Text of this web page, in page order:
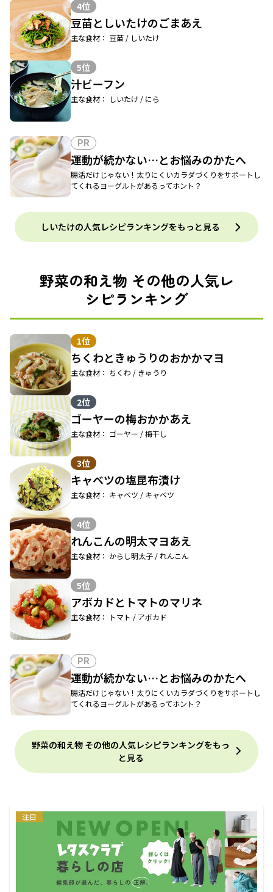
4位
豆苗としいたけのごまあえ
主な食材： 豆苗 / しいたけ
5位
汁ビーフン
主な食材： しいたけ / にら
PR
運動が続かない…とお悩みのかたへ
腸活だけじゃない！太りにくいカラダづくりをサポートし
てくれるヨーグルトがあるってホント？
しいたけの人気レシピランキングをもっと見る
野菜の和え物 その他の人気レ
シピランキング
1位
ちくわときゅうりのおかかマヨ
主な食材： ちくわ / きゅうり
2位
ゴーヤーの梅おかかあえ
主な食材： ゴーヤー / 梅干し
3位
キャベツの塩昆布漬け
主な食材： キャベツ / キャベツ
4位
れんこんの明太マヨあえ
主な食材： からし明太子 / れんこん
5位
アボカドとトマトのマリネ
主な食材： トマト / アボカド
PR
運動が続かない…とお悩みのかたへ
腸活だけじゃない！太りにくいカラダづくりをサポートし
てくれるヨーグルトがあるってホント？
野菜の和え物 その他の人気レシピランキングをもっ
と見る
注目